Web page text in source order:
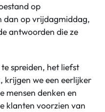
op
dan op vrijdagmiddag,
antwoorden die ze
spreiden, het liefst
krijgen we een eerlijker
mensen denken en
klanten voorzien van